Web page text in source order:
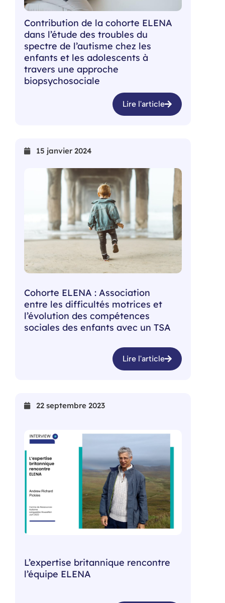
Contribution de la cohorte ELENA
dans l’étude des troubles du
spectre de l’autisme chez les
enfants et les adolescents à
travers une approche
biopsychosociale
Lire l'article
15 janvier 2024
Cohorte ELENA : Association
entre les difficultés motrices et
l’évolution des compétences
sociales des enfants avec un TSA
Lire l'article
22 septembre 2023
L’expertise britannique rencontre
l’équipe ELENA